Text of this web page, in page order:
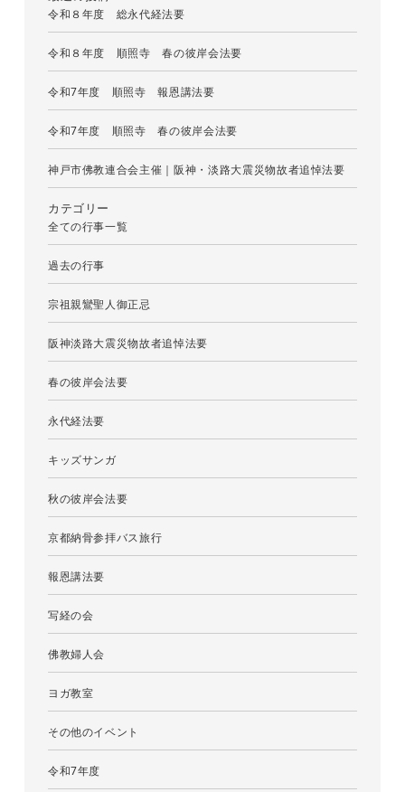
令和８年度 総永代経法要
令和８年度 順照寺 春の彼岸会法要
令和7年度 順照寺 報恩講法要
令和7年度 順照寺 春の彼岸会法要
神戸市佛教連合会主催｜阪神・淡路大震災物故者追悼法要
カテゴリー
全ての行事一覧
過去の行事
宗祖親鸞聖人御正忌
阪神淡路大震災物故者追悼法要
春の彼岸会法要
永代経法要
キッズサンガ
秋の彼岸会法要
京都納骨参拝バス旅行
報恩講法要
写経の会
佛教婦人会
ヨガ教室
その他のイベント
令和7年度